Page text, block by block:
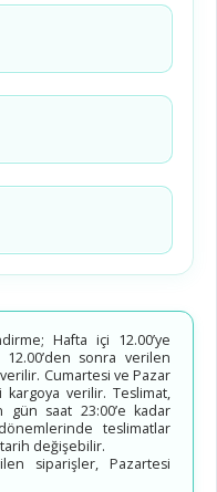
Hafta içi 12.00’ye
sonra verilen
Cumartesi ve Pazar
verilir. Teslimat,
saat 23:00’e kadar
teslimatlar
değişebilir.
siparişler, Pazartesi